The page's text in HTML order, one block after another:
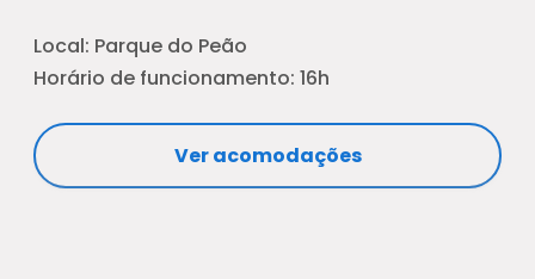
Local: Parque do Peão
Horário de funcionamento: 16h
Ver acomodações